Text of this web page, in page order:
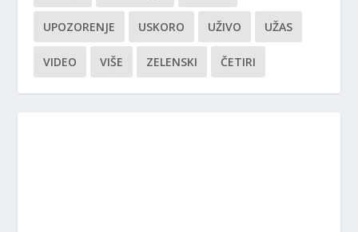
UPOZORENJE USKORO UŽIVO UŽAS
VIDEO VIŠE ZELENSKI ČETIRI